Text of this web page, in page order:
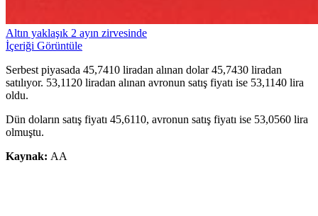
Altın yaklaşık 2 ayın zirvesinde
İçeriği Görüntüle
Serbest piyasada 45,7410 liradan alınan dolar 45,7430 liradan
satılıyor. 53,1120 liradan alınan avronun satış fiyatı ise 53,1140 lira
oldu.
Dün doların satış fiyatı 45,6110, avronun satış fiyatı ise 53,0560 lira
olmuştu.
Kaynak: AA